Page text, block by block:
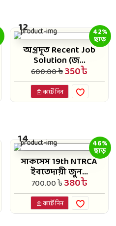
12 42%
ছাড়
অগ্রদূত Recent Job
Solution (জ...
600.00 ৳350৳
কার্টে নিন
14 46%
ছাড়
সাকসেস 19th NTRCA
ইবতেদায়ী জুন...
700.00 ৳380৳
কার্টে নিন